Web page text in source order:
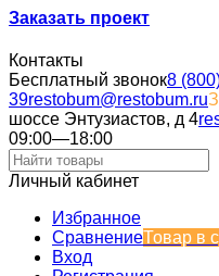
Заказать проект
Контакты
Бесплатный звонок8
39restobum@restobum.ru
шоссе Энтузиастов, д 4
09:00—18:00
Личный кабинет
Избранное
СравнениеТовар в
Вход